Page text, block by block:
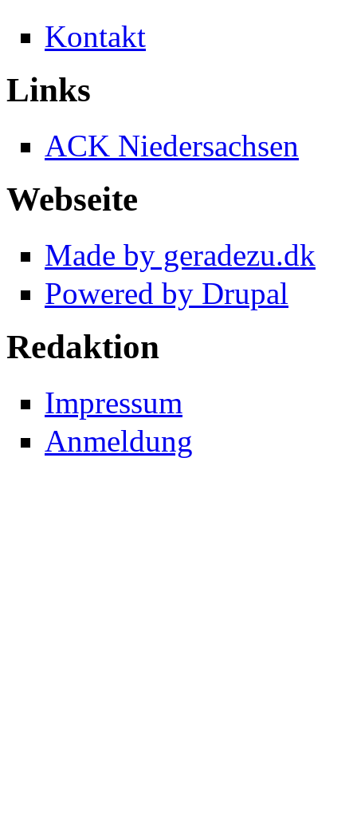
Kontakt
Links
ACK Niedersachsen
Webseite
Made by geradezu.dk
Powered by Drupal
Redaktion
Impressum
Anmeldung